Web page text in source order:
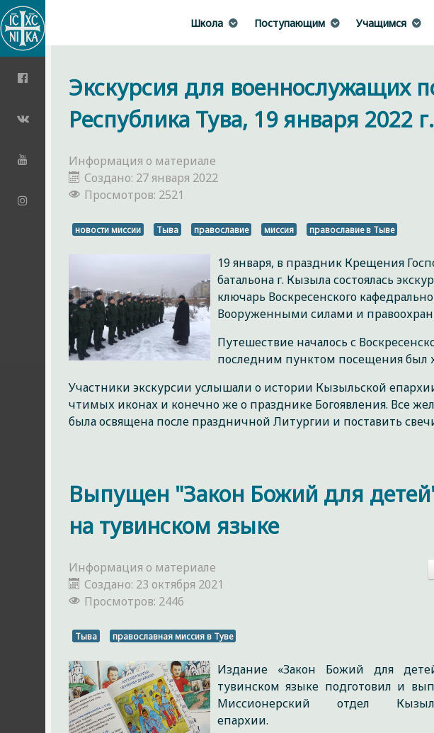
Школа Поступающим Учащимся
Экскурсия для военнослужащих
Республика Тува, 19 января 2022 г.
Информация о материале
Создано: 27 января 2022
Просмотров: 2521
новости миссии Тыва православие миссия православие в Тыве
19 января, в праздник Крещения
батальона г. Кызыла состоялась
ключарь Воскресенского
Вооруженными силами и
Путешествие началось с
последним пунктом посещения был
Участники экскурсии услышали о истории Кызыльской
чтимых иконах и конечно же о празднике Богоявления. Все
была освящена после праздничной Литургии и поставить
Выпущен "Закон Божий для
на тувинском языке
Информация о материале
Создано: 23 октября 2021
Просмотров: 2446
Тыва православная миссия в Туве
Издание «Закон Божий для
тувинском языке подготовил и
Миссионерский отдел
епархии.